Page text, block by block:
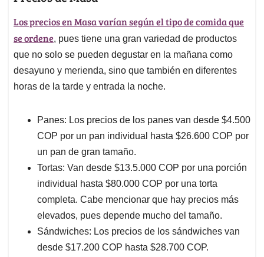
Los precios en Masa varían según el tipo de comida que
se ordene, pues tiene una gran variedad de productos
que no solo se pueden degustar en la mañana como
desayuno y merienda, sino que también en diferentes
horas de la tarde y entrada la noche.
Panes: Los precios de los panes van desde $4.500
COP por un pan individual hasta $26.600 COP por
un pan de gran tamaño.
Tortas: Van desde $13.5.000 COP por una porción
individual hasta $80.000 COP por una torta
completa. Cabe mencionar que hay precios más
elevados, pues depende mucho del tamaño.
Sándwiches: Los precios de los sándwiches van
desde $17.200 COP hasta $28.700 COP.